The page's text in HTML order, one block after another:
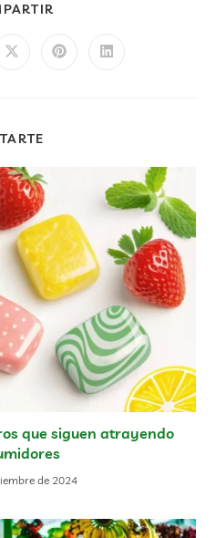
que siguen atrayendo
de 2024